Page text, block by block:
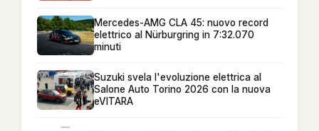
Mercedes-AMG CLA 45: nuovo record
elettrico al Nürburgring in 7:32.070
minuti
Suzuki svela l'evoluzione elettrica al
Salone Auto Torino 2026 con la nuova
eVITARA